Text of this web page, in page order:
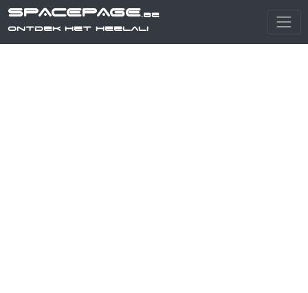
SPACEPAGE.be
Ontdek het heelal!